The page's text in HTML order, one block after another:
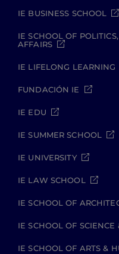
IE BUSINESS SCHOOL
IE SCHOOL OF
AFFAIRS
IE LIFELONG LEARNING
FUNDACIÓN IE
IE EDU
IE SUMMER SCHOOL
IE UNIVERSITY
IE LAW SCHOOL
IE SCHOOL OF
IE SCHOOL OF SCIENCE
IE SCHOOL OF ARTS &